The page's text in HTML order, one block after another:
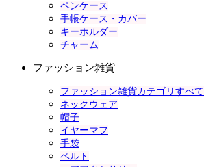
ペンケース
手帳ケース・カバー
キーホルダー
チャーム
ファッション雑貨
ファッション雑貨カテゴリすべて
ネックウェア
帽子
イヤーマフ
手袋
ベルト